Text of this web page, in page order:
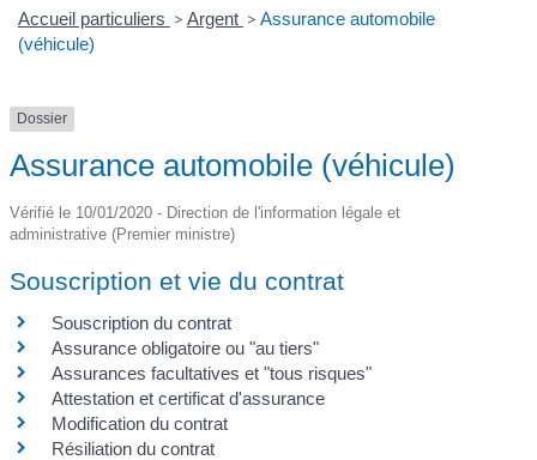
Accueil particuliers > Argent > Assurance automobile
(véhicule)
Dossier
Assurance automobile (véhicule)
Vérifié le 10/01/2020 - Direction de l'information légale et
administrative (Premier ministre)
Souscription et vie du contrat
Souscription du contrat
Assurance obligatoire ou "au tiers"
Assurances facultatives et "tous risques"
Attestation et certificat d'assurance
Modification du contrat
Résiliation du contrat